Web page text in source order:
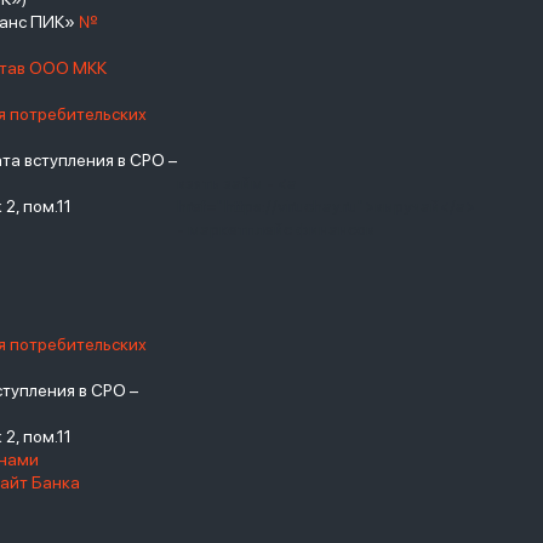
ПИК» №
ООО МКК
потребительских
вступления в СРО –
пом.11
потребительских
в СРО –
пом.11
Банка